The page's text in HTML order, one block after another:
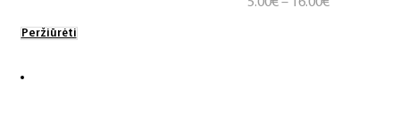
Peržiūrėti